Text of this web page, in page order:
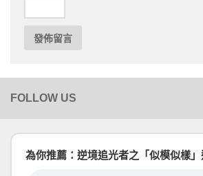
為你推薦：逆境追光者之「似模似樣